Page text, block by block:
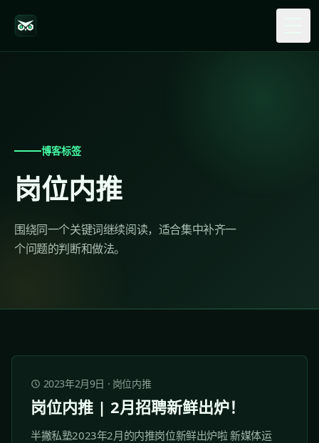
博客标签
岗位内推
围绕同一个关键词继续阅读，适合集中补齐一
个问题的判断和做法。
2023年2月9日 · 岗位内推
岗位内推 | 2月招聘新鲜出炉！
半撇私塾2023年2月的内推岗位新鲜出炉啦 新媒体运